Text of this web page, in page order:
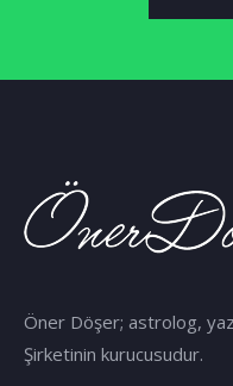
Öner Döşer; astrolog,
Şirketinin kurucusudur.